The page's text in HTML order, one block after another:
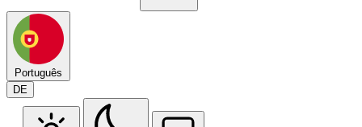
Português
DE